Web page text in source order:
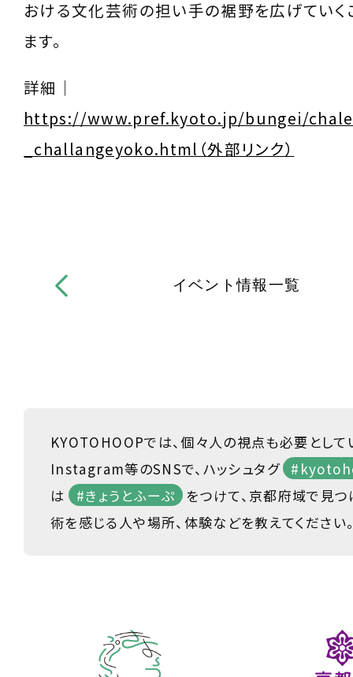
おける文化芸術の担い手の裾野を広げていく
ます。
詳細｜
https://www.pref.kyoto.jp/bungei/
_challangeyoko.html（外部リンク）
イベント情報一覧
KYOTOHOOPでは、個々人の視点も必要として
Instagram等のSNSで、ハッシュタグ
は
#きょうとふーぷ
をつけて、京都府域で見
術を感じる人や場所、体験などを教えてください